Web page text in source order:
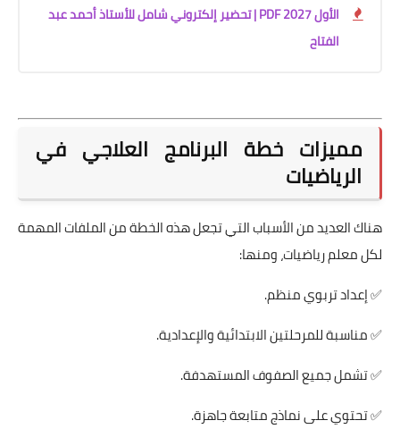
الأول 2027 PDF | تحضير إلكتروني شامل للأستاذ أحمد عبد
الفتاح
مميزات خطة البرنامج العلاجي في
الرياضيات
هناك العديد من الأسباب التي تجعل هذه الخطة من الملفات المهمة
لكل معلم رياضيات، ومنها:
✅ إعداد تربوي منظم.
✅ مناسبة للمرحلتين الابتدائية والإعدادية.
✅ تشمل جميع الصفوف المستهدفة.
✅ تحتوي على نماذج متابعة جاهزة.